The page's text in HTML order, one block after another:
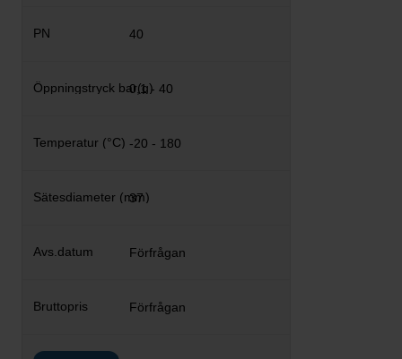
40
0,1 - 40
-20 - 180
37
Förfrågan
Förfrågan